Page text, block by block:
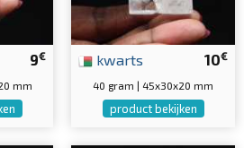
9€
mm
10€
kwarts
40 gram | 45x30x20 mm
product bekijken